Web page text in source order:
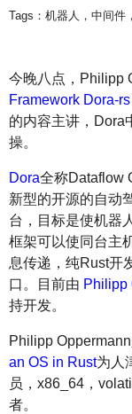
Tags：机器人，中间件
今晚八点，Philipp
Framework Dora-rs
的内容主讲，Dora
操。
Dora全称Dataflow
新型的开源的自动
台，目标是使机器
框架可以使同台主
息传递，纯Rust开
口。目前由 Philipp
持开发。
Philipp
an OS in Rust为人
员，x86_64，
者。